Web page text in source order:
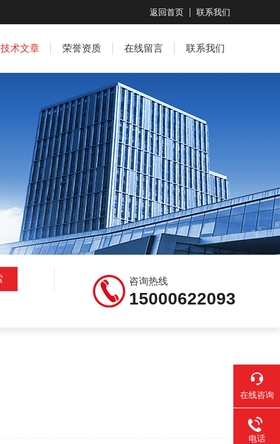
返回首页 联系我们
技术文章 荣誉资质 在线留言 联系我们
咨询热线
15000622093
在线咨询
电话